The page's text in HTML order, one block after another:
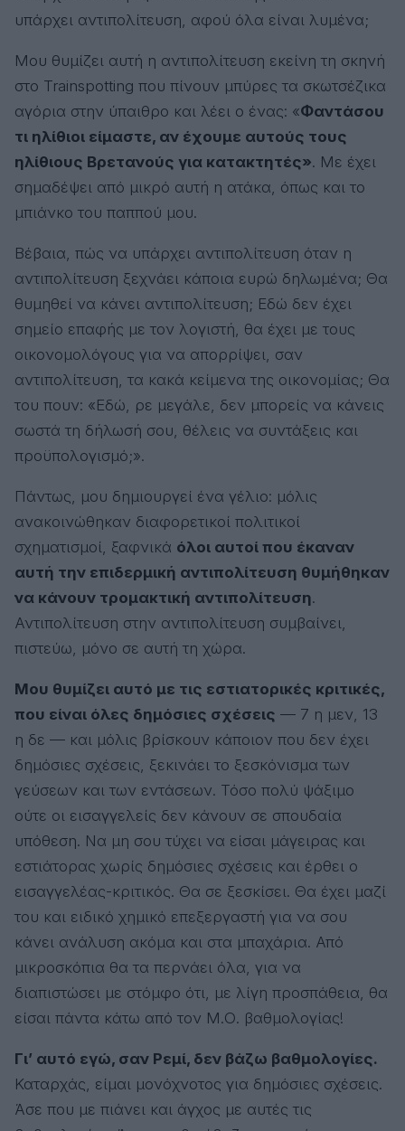
υπάρχει αντιπολίτευση, αφού όλα είναι λυμένα;
Μου θυμίζει αυτή η αντιπολίτευση εκείνη τη σκηνή
στο Trainspotting που πίνουν μπύρες τα σκωτσέζικα
αγόρια στην ύπαιθρο και λέει ο ένας: «Φαντάσου
τι ηλίθιοι είμαστε, αν έχουμε αυτούς τους
ηλίθιους Βρετανούς για κατακτητές». Με έχει
σημαδέψει από μικρό αυτή η ατάκα, όπως και το
μπιάνκο του παππού μου.
Βέβαια, πώς να υπάρχει αντιπολίτευση όταν η
αντιπολίτευση ξεχνάει κάποια ευρώ δηλωμένα; Θα
θυμηθεί να κάνει αντιπολίτευση; Εδώ δεν έχει
σημείο επαφής με τον λογιστή, θα έχει με τους
οικονομολόγους για να απορρίψει, σαν
αντιπολίτευση, τα κακά κείμενα της οικονομίας; Θα
του πουν: «Εδώ, ρε μεγάλε, δεν μπορείς να κάνεις
σωστά τη δήλωσή σου, θέλεις να συντάξεις και
προϋπολογισμό;».
Πάντως, μου δημιουργεί ένα γέλιο: μόλις
ανακοινώθηκαν διαφορετικοί πολιτικοί
σχηματισμοί, ξαφνικά όλοι αυτοί που έκαναν
αυτή την επιδερμική αντιπολίτευση θυμήθηκαν
να κάνουν τρομακτική αντιπολίτευση.
Αντιπολίτευση στην αντιπολίτευση συμβαίνει,
πιστεύω, μόνο σε αυτή τη χώρα.
Μου θυμίζει αυτό με τις εστιατορικές κριτικές,
που είναι όλες δημόσιες σχέσεις — 7 η μεν, 13
η δε — και μόλις βρίσκουν κάποιον που δεν έχει
δημόσιες σχέσεις, ξεκινάει το ξεσκόνισμα των
γεύσεων και των εντάσεων. Τόσο πολύ ψάξιμο
ούτε οι εισαγγελείς δεν κάνουν σε σπουδαία
υπόθεση. Να μη σου τύχει να είσαι μάγειρας και
εστιάτορας χωρίς δημόσιες σχέσεις και έρθει ο
εισαγγελέας-κριτικός. Θα σε ξεσκίσει. Θα έχει μαζί
του και ειδικό χημικό επεξεργαστή για να σου
κάνει ανάλυση ακόμα και στα μπαχάρια. Από
μικροσκόπια θα τα περνάει όλα, για να
διαπιστώσει με στόμφο ότι, με λίγη προσπάθεια, θα
είσαι πάντα κάτω από τον Μ.Ο. βαθμολογίας!
Γι’ αυτό εγώ, σαν Ρεμί, δεν βάζω βαθμολογίες.
Καταρχάς, είμαι μονόχνοτος για δημόσιες σχέσεις.
Άσε που με πιάνει και άγχος με αυτές τις